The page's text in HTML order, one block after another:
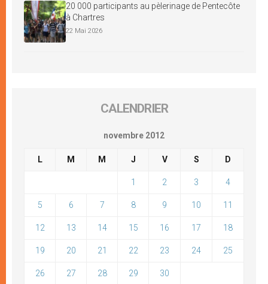
20 000 participants au pèlerinage de Pentecôte
à Chartres
22 Mai 2026
CALENDRIER
novembre 2012
L M M J V S D
1 2 3 4
5 6 7 8 9 10 11
12 13 14 15 16 17 18
19 20 21 22 23 24 25
26 27 28 29 30